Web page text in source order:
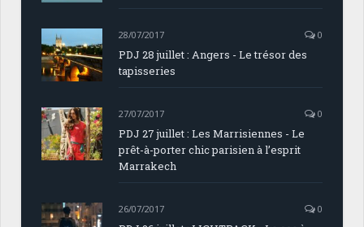
28/07/2017 0
PDJ 28 juillet : Angers - Le trésor des
tapisseries
27/07/2017 0
PDJ 27 juillet : Les Marrisiennes - Le
prêt-à-porter chic parisien à l’esprit
Marrakech
26/07/2017 0